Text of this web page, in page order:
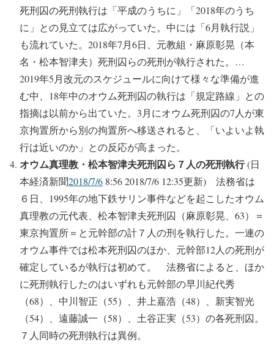
死刑囚の死刑執行は「平成のうちに」「2018年のうち
に」との見立ては広がっていた。中には「6月執行説」
も流れていた。2018年7月6日、元教組・麻原彰晃（本
名・松本智津夫）死刑囚らの死刑が執行された。…
2019年5月改元のスケジュールに向けて様々な準備が進
む中、18年中のオウム死刑囚の執行は「規定路線」との
指摘は以前から出ていた。3月にオウム死刑囚の7人が東
京拘置所から別の拘置所へ移送されると、「いよいよ執
行は近いのか」との反応が高まった。
オウム真理教・松本智津夫死刑囚ら７人の死刑執行(日
本経済新聞2018/7/6 8:56 2018/7/6 12:35更新) 法務省は
６日、1995年の地下鉄サリン事件などを起こしたオウム
真理教の元代表、松本智津夫死刑囚（麻原彰晃、63）＝
東京拘置所＝と元幹部の計７人の刑を執行した。一連の
オウム事件では松本死刑囚のほか、元幹部12人の死刑が
確定しているが執行は初めて。 法務省によると、ほか
に死刑執行したのはいずれも元幹部の早川紀代秀
（68）、中川智正（55）、井上嘉浩（48）、新実智光
（54）、遠藤誠一（58）、土谷正実（53）の各死刑囚。
７人同時の死刑執行は異例。